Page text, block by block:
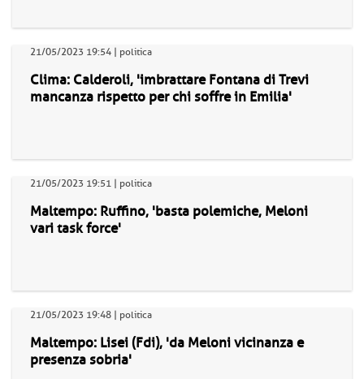
21/05/2023 19:54 | politica
Clima: Calderoli, 'imbrattare Fontana di Trevi
mancanza rispetto per chi soffre in Emilia'
21/05/2023 19:51 | politica
Maltempo: Ruffino, 'basta polemiche, Meloni
vari task force'
21/05/2023 19:48 | politica
Maltempo: Lisei (Fdi), 'da Meloni vicinanza e
presenza sobria'